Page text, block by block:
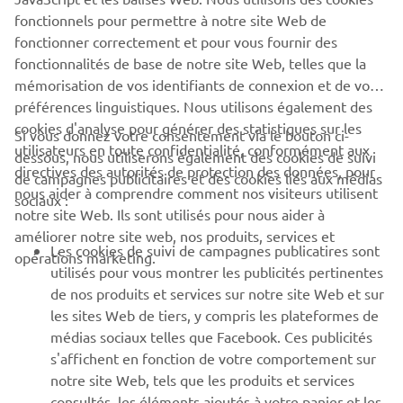
EN SAVOIR PLUS
CORPORATE
PROS & B2B
PLUS YAMAHA
SUPPORT
NEWSLETTER
fonctionnels pour permettre à notre site Web de
fonctionner correctement et pour vous fournir des
fonctionnalités de base de notre site Web, telles que la
mémorisation de vos identifiants de connexion et de vos
préférences linguistiques. Nous utilisons également des
cookies d'analyse pour générer des statistiques sur les
utilisateurs en toute confidentialité, conformément aux
directives des autorités de protection des données, pour
nous aider à comprendre comment nos visiteurs utilisent
notre site Web. Ils sont utilisés pour nous aider à
améliorer notre site web, nos produits, services et
opérations marketing.
Si vous donnez votre consentement via le bouton ci-
dessous, nous utiliserons également des cookies de suivi
de campagnes publicitaires et des cookies liés aux médias
sociaux :
Les cookies de suivi de campagnes publicatires sont
utilisés pour vous montrer les publicités pertinentes
de nos produits et services sur notre site Web et sur
les sites Web de tiers, y compris les plateformes de
médias sociaux telles que Facebook. Ces publicités
s'affichent en fonction de votre comportement sur
notre site Web, tels que les produits et services